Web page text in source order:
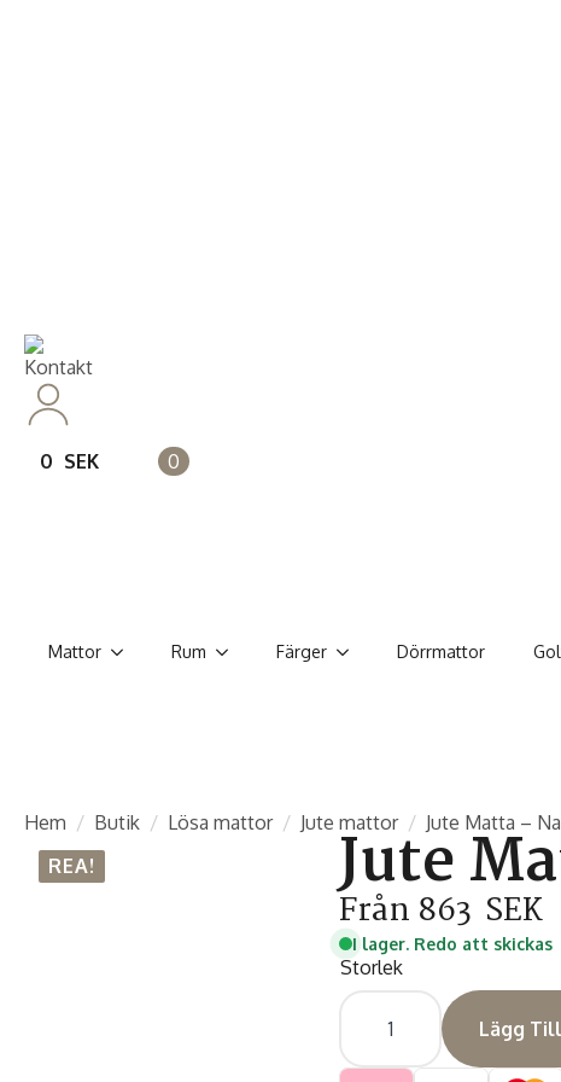
Kontakt
0 SEK 0
Mattor Rum Färger Dörrmattor
Hem Butik Lösa mattor Jute mattor
Jute Matta –
REA!
Jute
Från 863 SEK
I lager. Redo att skickas
Storlek
Matta
GRÖN
Lägg